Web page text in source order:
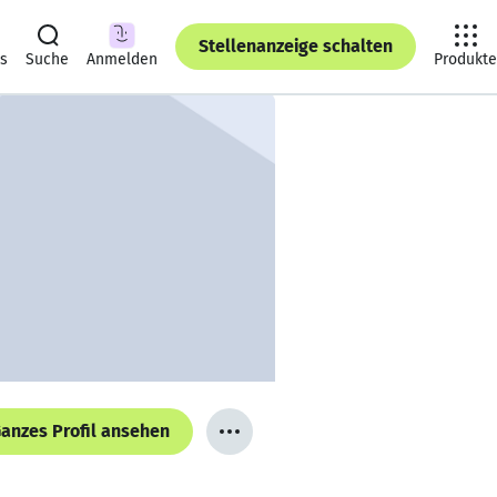
Suche Anmelden
Stellenanzeige schalten
Produkte
Profil ansehen